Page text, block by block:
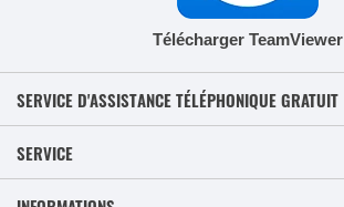
Télécharger TeamViewer
SERVICE D'ASSISTANCE TÉLÉPHONIQUE GRATUIT
SERVICE